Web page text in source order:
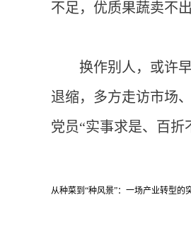
不足，优质果蔬卖不
换作别人，或许
退缩，多方走访市场
党员“实事求是、百折
从种菜到“种风景”：一场产业转型的